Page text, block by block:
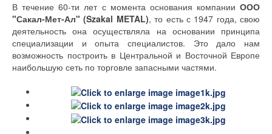
В течение 60-ти лет с момента основания компании ООО
"Сакал-Мет-Ал" (Szakal METAL), то есть с 1947 года, свою
деятельность она осуществляла на основании принципа
специализации и опыта специалистов. Это дало нам
возможность построить в Центральной и Восточной Европе
наибольшую сеть по торговле запасными частями.